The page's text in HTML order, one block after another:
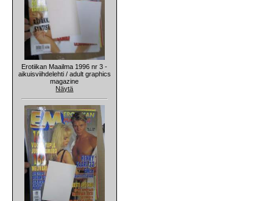
Erotiikan Maailma 1996 nr 3 -
aikuisviihdelehti / adult graphics
magazine
Näytä